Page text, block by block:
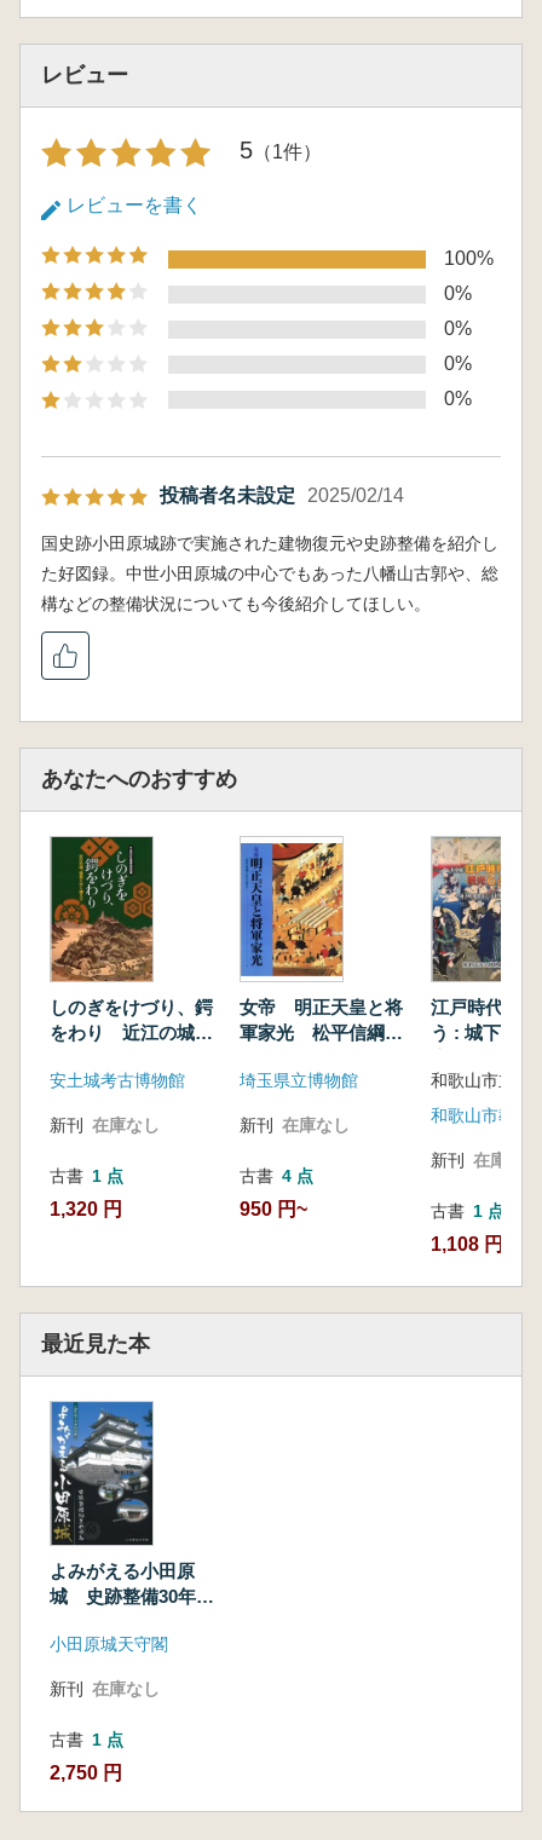
レビュー
5 （1件）
レビューを書く
100%
0%
0%
0%
0%
投稿者名未設定 2025/02/14
国史跡小田原城跡で実施された建物復元や史跡整備を紹介し
た好図録。中世小田原城の中心でもあった八幡山古郭や、総
構などの整備状況についても今後紹介してほしい。
あなたへのおすすめ
しのぎをけづり、鍔
をわり 近江の城、
安土城考古博物館
新刊 在庫なし
古書 1 点
1,320 円
女帝 明正天皇と将
軍家光 松平信綱と
埼玉県立博物館
新刊 在庫なし
古書 4 点
950 円~
江戸時代を
う : 城下町和
和歌山市立博
和歌山市教育
新刊 在庫なし
古書 1 点
1,108 円
最近見た本
よみがえる小田原
城 史跡整備30年の
小田原城天守閣
新刊 在庫なし
古書 1 点
2,750 円